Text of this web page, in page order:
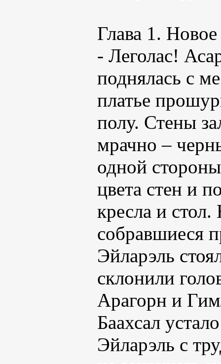
Глава 1. Новое
- Леголас!
поднялась с
платье
полу. Стены
мрачно –
одной
цвета стен и
кресла и
собравшиеся
Эйларэль
склонили
Арагорн и
Баахсал
Эйларэль с